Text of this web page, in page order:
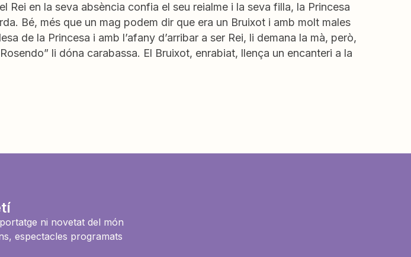
Rei en la seva absència confia el seu reialme i la seva filla, la Princesa
Bé, més que un mag podem dir que era un Bruixot i amb molt males
de la Princesa i amb l’afany d’arribar a ser Rei, li demana la mà, però,
li dóna carabassa. El Bruixot, enrabiat, llença un encanteri a la
ni novetat del món
espectacles programats